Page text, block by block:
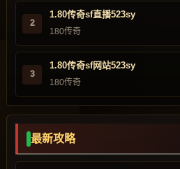
2
1.80传奇sf直播523sy
180传奇
3
1.80传奇sf网站523sy
180传奇
最新攻略